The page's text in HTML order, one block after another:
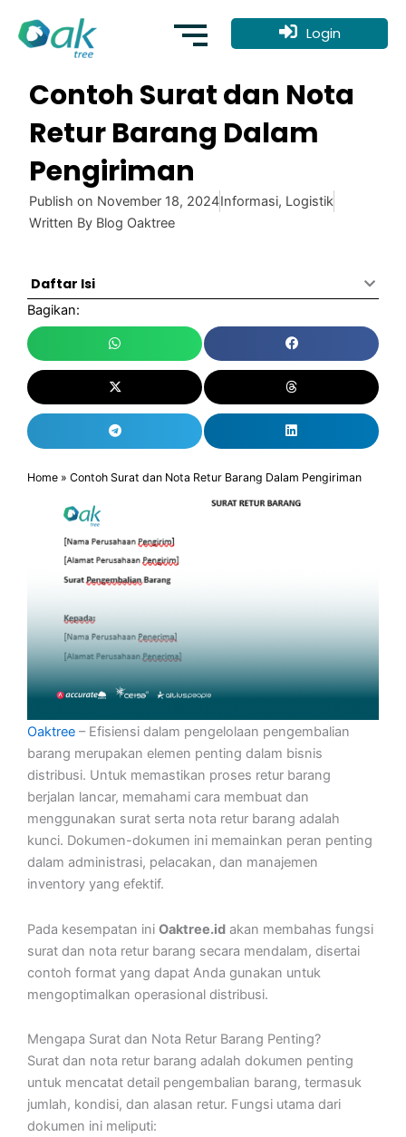
content
Login
Contoh Surat dan Nota
Retur Barang Dalam
Pengiriman
Publish on November 18, 2024Informasi, Logistik
Written By Blog Oaktree
Daftar Isi
Bagikan:
Home » Contoh Surat dan Nota Retur Barang Dalam Pengiriman
Oaktree – Efisiensi dalam pengelolaan pengembalian
barang merupakan elemen penting dalam bisnis
distribusi. Untuk memastikan proses retur barang
berjalan lancar, memahami cara membuat dan
menggunakan surat serta nota retur barang adalah
kunci. Dokumen-dokumen ini memainkan peran penting
dalam administrasi, pelacakan, dan manajemen
inventory yang efektif.
Pada kesempatan ini Oaktree.id akan membahas fungsi
surat dan nota retur barang secara mendalam, disertai
contoh format yang dapat Anda gunakan untuk
mengoptimalkan operasional distribusi.
Mengapa Surat dan Nota Retur Barang Penting?
Surat dan nota retur barang adalah dokumen penting
untuk mencatat detail pengembalian barang, termasuk
jumlah, kondisi, dan alasan retur. Fungsi utama dari
dokumen ini meliputi: